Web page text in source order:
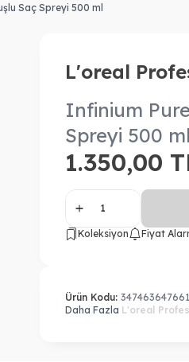
Saç Spreyi 500 ml
L'oreal
Infinium
Spreyi 500 ml
1.350,00
Koleksiyon Fiyat
Ürün Kodu:
Daha Fazla L'oreal